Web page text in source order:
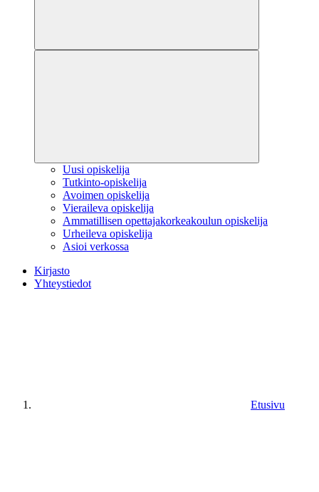
Uusi opiskelija
Tutkinto-opiskelija
Avoimen opiskelija
Vieraileva opiskelija
Ammatillisen opettajakorkeakoulun opiskelija
Urheileva opiskelija
Asioi verkossa
Kirjasto
Yhteystiedot
Etusivu